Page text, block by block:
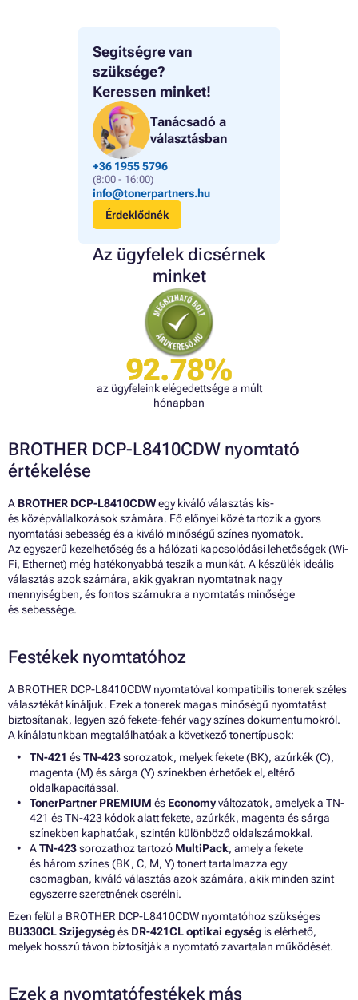
Segítségre van
szüksége?
Keressen minket!
Tanácsadó a
választásban
+36 1955 5796
(8:00 - 16:00)
info@tonerpartners.hu
Érdeklődnék
Az ügyfelek dicsérnek
minket
92.78%
az ügyfeleink elégedettsége a múlt
hónapban
BROTHER DCP-L8410CDW nyomtató
értékelése
A BROTHER DCP-L8410CDWegy kiváló választás kis-
és középvállalkozások számára. Fő előnyei közé tartozik a gyors
nyomtatási sebesség és a kiváló minőségű színes nyomatok.
Az egyszerű kezelhetőség és a hálózati kapcsolódási lehetőségek (Wi-
Fi, Ethernet) még hatékonyabbá teszik a munkát. A készülék ideális
választás azok számára, akik gyakran nyomtatnak nagy
mennyiségben, és fontos számukra a nyomtatás minősége
és sebessége.
Festékek nyomtatóhoz
A BROTHER DCP-L8410CDW nyomtatóval kompatibilis tonerek széles
választékát kínáljuk. Ezek a tonerek magas minőségű nyomtatást
biztosítanak, legyen szó fekete-fehér vagy színes dokumentumokról.
A kínálatunkban megtalálhatóak a következő tonertípusok:
TN-421 ésTN-423sorozatok, melyek fekete (BK), azúrkék (C),
magenta (M) és sárga (Y) színekben érhetőek el, eltérő
oldalkapacitással.
TonerPartner PREMIUM és Economyváltozatok, amelyek a TN-
421 és TN-423 kódok alatt fekete, azúrkék, magenta és sárga
színekben kaphatóak, szintén különböző oldalszámokkal.
ATN-423sorozathoz tartozó MultiPack, amely a fekete
és három színes (BK, C, M, Y) tonert tartalmazza egy
csomagban, kiváló választás azok számára, akik minden színt
egyszerre szeretnének cserélni.
Ezen felül a BROTHER DCP-L8410CDW nyomtatóhoz szükséges
BU330CL Szíjegységés DR-421CL optikai egység is elérhető,
melyek hosszú távon biztosítják a nyomtató zavartalan működését.
Ezek a nyomtatófestékek más